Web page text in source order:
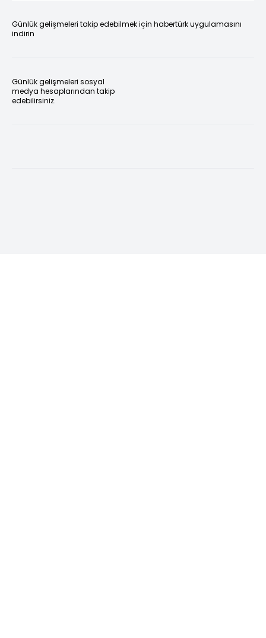
Günlük gelişmeleri takip edebilmek için habertürk uygulamasını
indirin
Günlük gelişmeleri sosyal
medya hesaplarından takip
edebilirsiniz.